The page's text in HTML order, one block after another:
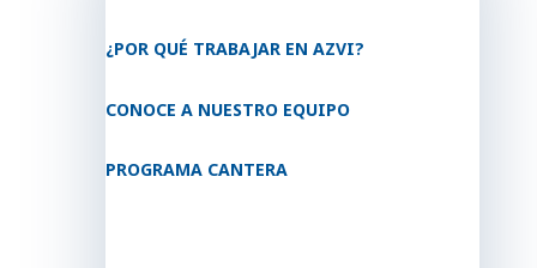
¿POR QUÉ TRABAJAR EN AZVI?
CONOCE A NUESTRO EQUIPO
PROGRAMA CANTERA